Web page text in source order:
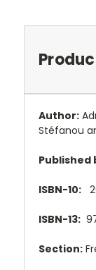
Author:
Stéfanou
Published
ISBN-10:
ISBN-13:
Section: